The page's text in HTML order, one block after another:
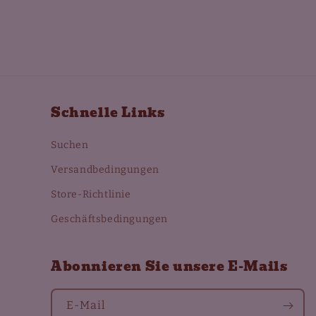
Schnelle Links
Suchen
Versandbedingungen
Store-Richtlinie
Geschäftsbedingungen
Abonnieren Sie unsere E-Mails
E-Mail